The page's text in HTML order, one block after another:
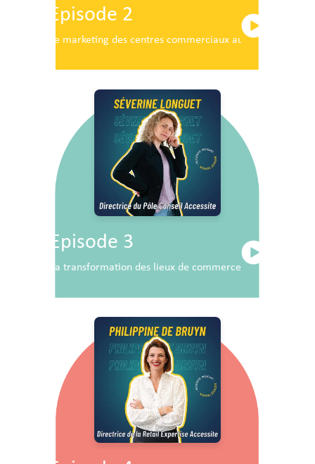
Episode 2
Le marketing des centres commerciaux au service du
Episode 3
La transformation des lieux de commerce